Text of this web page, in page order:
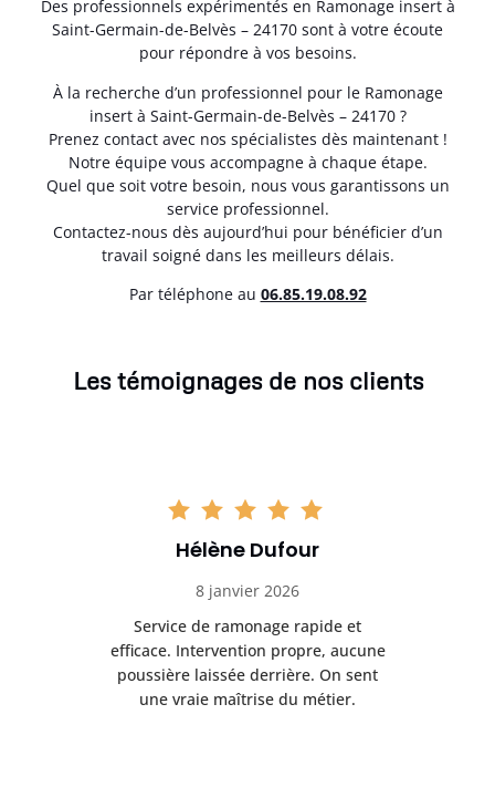
Des professionnels expérimentés en Ramonage insert à
Saint-Germain-de-Belvès – 24170 sont à votre écoute
pour répondre à vos besoins.
À la recherche d’un professionnel pour le Ramonage
insert à Saint-Germain-de-Belvès – 24170 ?
Prenez contact avec nos spécialistes dès maintenant !
Notre équipe vous accompagne à chaque étape.
Quel que soit votre besoin, nous vous garantissons un
service professionnel.
Contactez-nous dès aujourd’hui pour bénéficier d’un
travail soigné dans les meilleurs délais.
Par téléphone au 06.85.19.08.92
Les témoignages de nos clients
Hélène Dufour
8 janvier 2026
Service de ramonage rapide et
efficace. Intervention propre, aucune
poussière laissée derrière. On sent
une vraie maîtrise du métier.